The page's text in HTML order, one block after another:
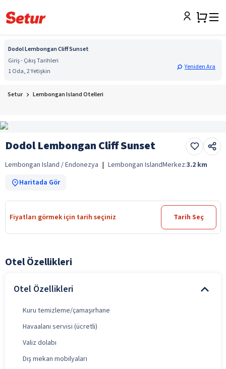
Dodol Lembongan Cliff Sunset
Giriş - Çıkış Tarihleri
1 Oda, 2 Yetişkin
Yeniden Ara
Setur Lembongan Island Otelleri
Dodol Lembongan Cliff Sunset
Lembongan Island / Endonezya | Lembongan IslandMerkez:3.2 km
Haritada Gör
Fiyatları görmek için tarih seçiniz Tarih Seç
Otel Özellikleri
Otel Özellikleri
Kuru temizleme/çamaşırhane
Havaalanı servisi (ücretli)
Valiz dolabı
Dış mekan mobilyaları